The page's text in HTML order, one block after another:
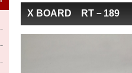
X BOARD RT－189